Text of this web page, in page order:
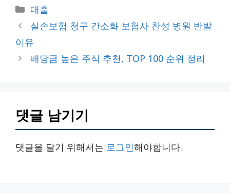
카
테
고
리
대출
실손보험 청구 간소화 보험사 찬성 병원 반발
이유
배당금 높은 주식 추천, TOP 100 순위 정리
댓글 남기기
댓글을 달기 위해서는 로그인해야합니다.